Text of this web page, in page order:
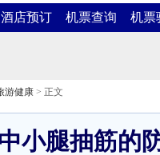
酒店预订 机票查询 机票
游健康 > 正文
小腿抽筋的